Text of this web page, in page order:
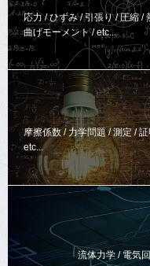
応力 / ひずみ / 引張り / 圧縮 /
曲げモーメント /etc...
摩擦係数 / 力学問題 / 測定 /
etc...
流体力学 / 電気